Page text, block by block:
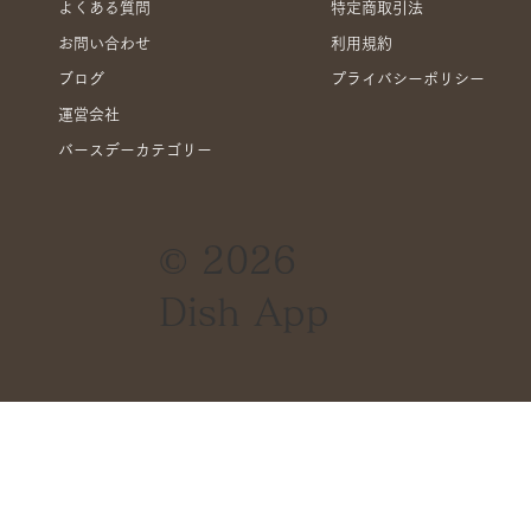
よくある質問
お問い合わせ
ブログ
運営会社
バースデーカテゴリー
特定商取引法
利用規約
プライバシーポリシー
© 2026
Dish App